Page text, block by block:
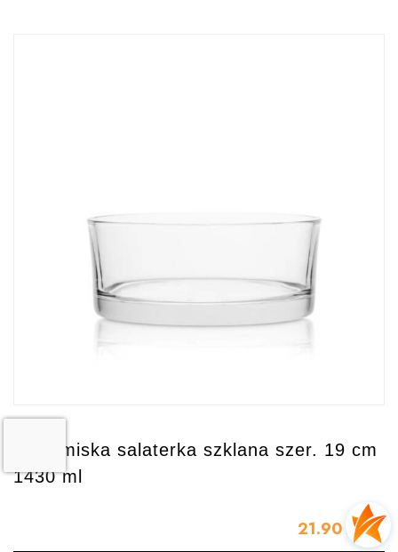
Misa miska salaterka szklana szer. 19 cm
1430 ml
21.90 zł